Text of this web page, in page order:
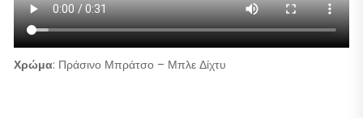
Χρώμα: Πράσινο Μπράτσο – Μπλε Δίχτυ